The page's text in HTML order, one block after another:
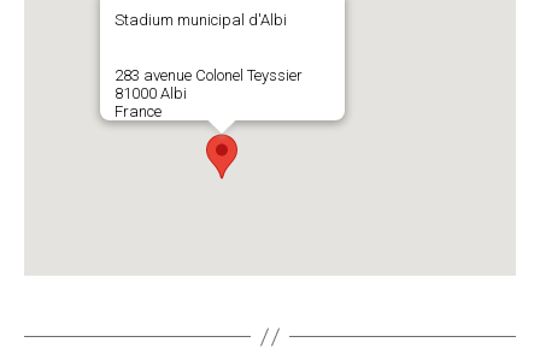
Stadium municipal d'Albi
283 avenue Colonel Teyssier
81000 Albi
France